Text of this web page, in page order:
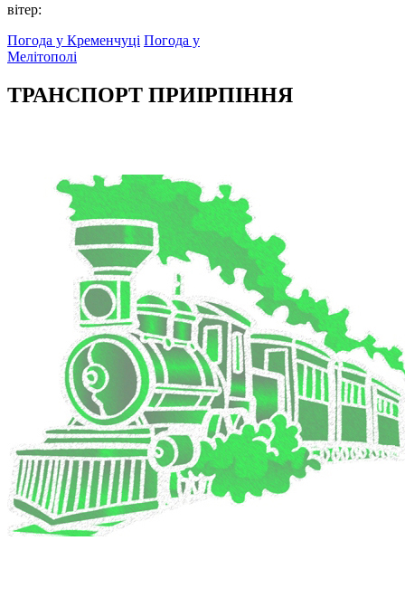
вітер:
Погода у Кременчуці Погода у
Мелітополі
ТРАНСПОРТ ПРИІРПІННЯ